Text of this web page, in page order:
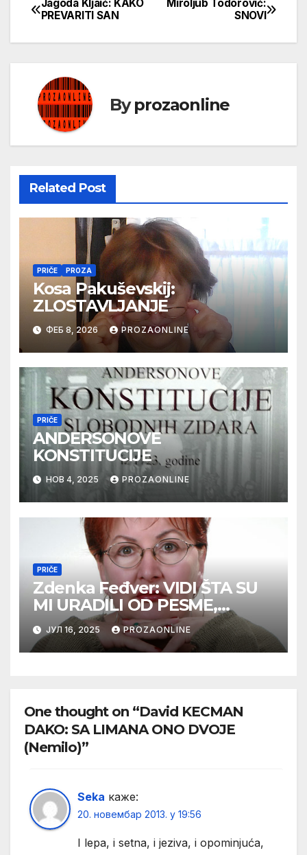
Кретање
чланка
Miroljub Todorović:
SNOVI
Jagoda Kljaić: KAKO
PREVARITI SAN
Byprozaonline
Related Post
PRIČE PROZA
Kosa Pakuševskij:
ZLOSTAVLJANJE
ФЕБ 8, 2026 PROZAONLINE
PRIČE
ANDERSONOVE
KONSTITUCIJE
НОВ 4, 2025 PROZAONLINE
PRIČE
Zdenka Feđver: VIDI ŠTA SU
MI URADILI OD PESME,
MAMA*
ЈУЛ 16, 2025 PROZAONLINE
One thought on “David KECMAN
DAKO: SA LIMANA ONO DVOJE
(Nemilo)”
Seka каже:
20. новембар 2013. у 19:56
I lepa, i setna, i jeziva, i opominjuća,